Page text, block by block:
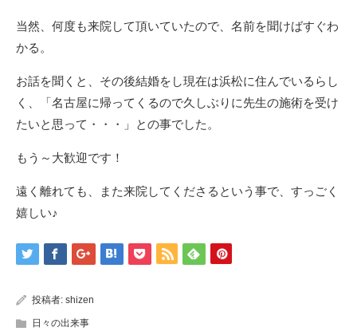
当然、何度も来院して頂いていたので、名前を聞けばすぐわ
かる。
お話を聞くと、その後結婚をし現在は浜松に住んでいるらし
く、「名古屋に帰ってくるので久しぶりに先生の施術を受け
たいと思って・・・」との事でした。
もう～大歓迎です！
遠く離れても、また来院してくださるという事で、すっごく
嬉しい♪
投稿者: shizen
日々の出来事